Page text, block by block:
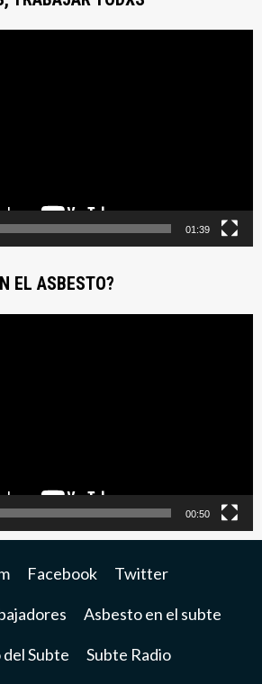
01:39
EL ASBESTO?
00:50
Facebook Twitter
Asbesto en el subte
Subte Subte Radio